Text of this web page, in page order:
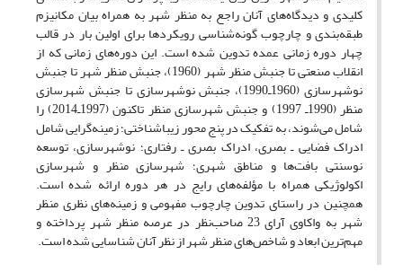
کلیدی و دیدگاه‌های آنان راجع به منظر شهر به همراه بیان مکانیزم
طبقه‌بندی و چارچوب گونه‌شناسی رویکردها برای اولین بار در قالب
چهار دوره زمانی عمده تدوین شده است. این دوره‌های زمانی که از
انقلاب صنعتی تا جنبش منظر شهر (1960)، جنبش منظر شهر تا جنبش
نوشهرسازی (1960ـ1990)، جنبش نوشهرسازی تا جنبش شهرسازی
منظر (1990ـ 1997) و جنبش شهرسازی منظر تاکنون (1997ـ2014) را
شامل می‌شوند، به تفکیک در پنج محور زیباشناختی؛ زمینه‌گرایی شامل
ادراک فضایی ـ بصری، ادراک بصری ‌ـ رفتاری؛ نوشهرسازی، توسعه
نوسنتی بافت‌ها و مناطق شهری؛ شهرسازی منظر و شهرسازی
اکولوژیکی همراه با مؤلفه‌های رایج در هر دوره ارائه شده است.
همچنین در راستای تدوین چارچوب مفهومی و زمینه‌های نظری منظر
شهر به واکاوی آرای 23 صاحب‌نظر در عرصه منظر شهر پرداخته و
مهم‌ترین ابعاد و شاخص‌های منظر شهر از نظر آنان شناسایی شده است.